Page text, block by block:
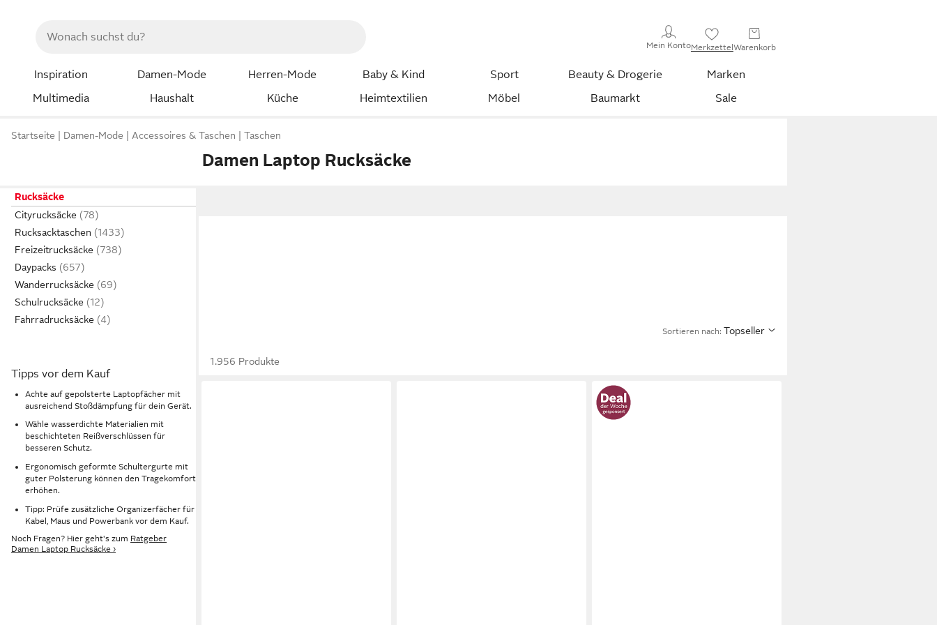
Mein KontoMerkzettelWarenkorb
Inspiration Damen-Mode Herren-Mode Baby & Kind Sport Beauty & Drogerie
Marken
Multimedia
Haushalt Küche Heimtextilien Möbel Baumarkt Sale
Startseite Damen-Mode Accessoires & Taschen Taschen
Damen Laptop Rucksäcke
Rucksäcke
Cityrucksäcke
Rucksacktaschen
Freizeitrucksäcke
Daypacks
Wanderrucksäcke
Schulrucksäcke
Fahrradrucksäcke
Tipps vor dem Kauf
Achte auf gepolsterte Laptopfächer mit
ausreichend Stoßdämpfung für dein Gerät.
Wähle wasserdichte Materialien mit
beschichteten Reißverschlüssen für
besseren Schutz.
Ergonomisch geformte Schultergurte mit
guter Polsterung können den Tragekomfort
erhöhen.
Tipp: Prüfe zusätzliche Organizerfächer für
Kabel, Maus und Powerbank vor dem Kauf.
Noch Fragen? Hier geht's zum Ratgeber
Damen Laptop Rucksäcke ›
Sortieren nach: Topseller
1.956 Produkte